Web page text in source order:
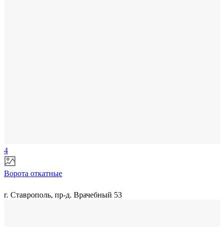
4
Ворота откатные
г. Ставрополь, пр-д. Врачебный 53